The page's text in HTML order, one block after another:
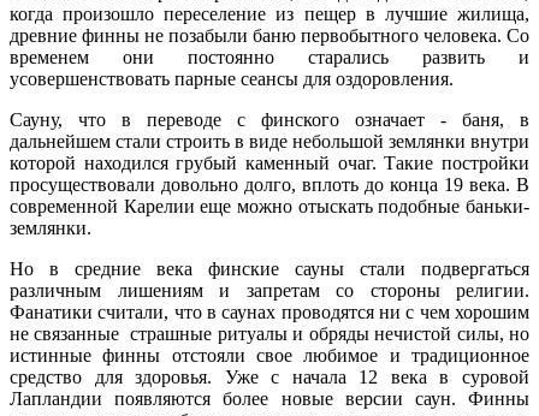
когда произошло переселение из пещер в лучшие жилища,
древние финны не позабыли баню первобытного человека. Со
временем они постоянно старались развить и
усовершенствовать парные сеансы для оздоровления.
Сауну, что в переводе с финского означает - баня, в
дальнейшем стали строить в виде небольшой землянки внутри
которой находился грубый каменный очаг. Такие постройки
просуществовали довольно долго, вплоть до конца 19 века. В
современной Карелии еще можно отыскать подобные баньки-
землянки.
Но в средние века финские сауны стали подвергаться
различным лишениям и запретам со стороны религии.
Фанатики считали, что в саунах проводятся ни с чем хорошим
не связанные страшные ритуалы и обряды нечистой силы, но
истинные финны отстояли свое любимое и традиционное
средство для здоровья. Уже с начала 12 века в суровой
Лапландии появляются более новые версии саун. Финны